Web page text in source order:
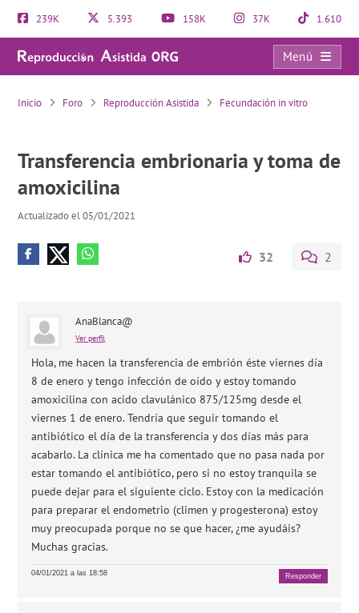
239K 5.393 158K 37K 1.610
Menú
Transferencia embrionaria y toma de amoxicilina
Inicio Foro Reproducción Asistida Fecundación in vitro
Transferencia embrionaria y toma de
amoxicilina
Actualizado el 05/01/2021
32 2
AnaBlanca@
Ver perfil
Hola, me hacen la transferencia de embrión éste viernes día
8 de enero y tengo infección de oído y estoy tomando
amoxicilina con acido clavulánico 875/125mg desde el
viernes 1 de enero. Tendría que seguir tomando el
antibiótico el día de la transferencia y dos días más para
acabarlo. La clínica me ha comentado que no pasa nada por
estar tomando el antibiótico, pero si no estoy tranquila se
puede dejar para el siguiente ciclo. Estoy con la medicación
para preparar el endometrio (climen y progesterona) estoy
muy preocupada porque no se que hacer, ¿me ayudáis?
Muchas gracias.
04/01/2021 a las 18:58 Responder